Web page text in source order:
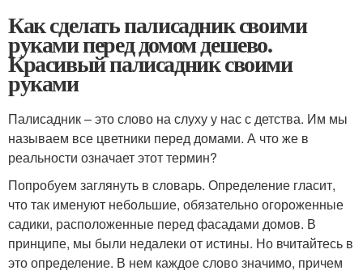
Как сделать палисадник своими
руками перед домом дешево.
Красивый палисадник своими
руками
Палисадник – это слово на слуху у нас с детства. Им мы
называем все цветники перед домами. А что же в
реальности означает этот термин?
Попробуем заглянуть в словарь. Определение гласит,
что так именуют небольшие, обязательно огороженные
садики, расположенные перед фасадами домов. В
принципе, мы были недалеки от истины. Но вчитайтесь в
это определение. В нем каждое слово значимо, причем